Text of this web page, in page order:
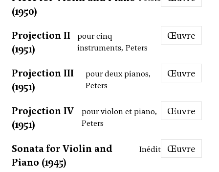
(1950)
Projection II
(1951)
pour cinq
instruments, Peters
Œuvre
Projection III
(1951)
pour deux pianos,
Peters
Œuvre
Projection IV
(1951)
pour violon et piano,
Peters
Œuvre
Sonata for Violin and
Piano (1945)
Inédit Œuvre